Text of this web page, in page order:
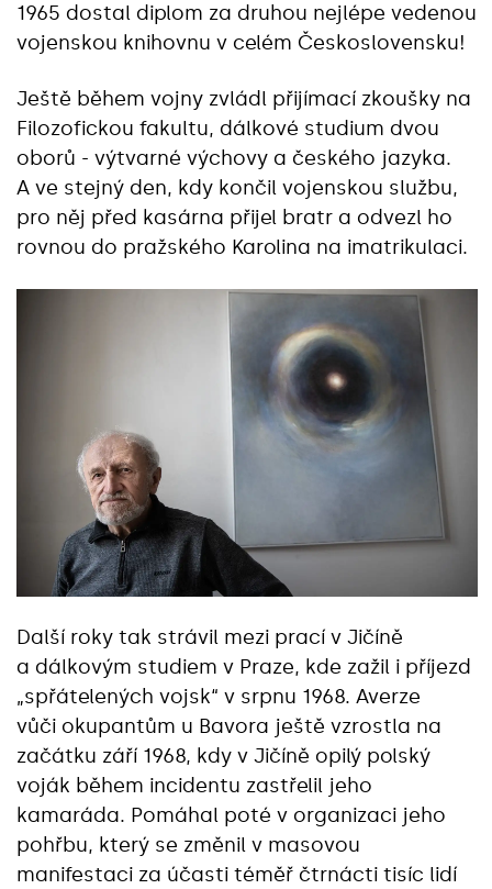
1965 dostal diplom za druhou nejlépe vedenou
vojenskou knihovnu v celém Československu!
Ještě během vojny zvládl přijímací zkoušky na
Filozofickou fakultu, dálkové studium dvou
oborů - výtvarné výchovy a českého jazyka.
A ve stejný den, kdy končil vojenskou službu,
pro něj před kasárna přijel bratr a odvezl ho
rovnou do pražského Karolina na imatrikulaci.
Další roky tak strávil mezi prací v Jičíně
a dálkovým studiem v Praze, kde zažil i příjezd
„spřátelených vojsk“ v srpnu 1968. Averze
vůči okupantům u Bavora ještě vzrostla na
začátku září 1968, kdy v Jičíně opilý polský
voják během incidentu zastřelil jeho
kamaráda. Pomáhal poté v organizaci jeho
pohřbu, který se změnil v masovou
manifestaci za účasti téměř čtrnácti tisíc lidí